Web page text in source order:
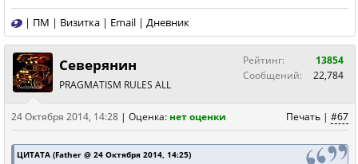
| ПМ | Визитка | Email | Дневник
Северянин
PRAGMATISM RULES ALL
Рейтинг:
13854
Сообщений:
22,784
Печать | #67
24 Октября 2014, 14:28 | Оценка: нет оценки
ЦИТАТА (Father @ 24 Октября 2014, 14:25)